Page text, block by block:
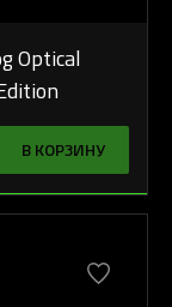
Optical
В КОРЗИНУ